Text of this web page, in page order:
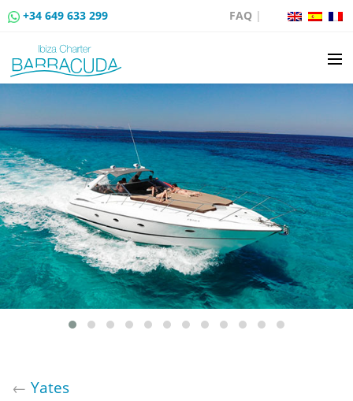
+34 649 633 299 FAQ|
VENTA DE BARCOS
ALQUILER DE AMARRES
RUTAS EN BARCO
EVENTOS
BLOG
← Yates